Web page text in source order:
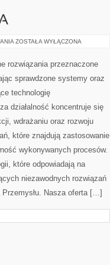
CIEKAWOSTKI
ŚWIATA
ZOSTAŁA WYŁĄCZONA
rozwiązania przeznaczone
sprawdzone systemy oraz
technologię
działalność koncentruje się
wdrażaniu oraz rozwoju
które znajdują zastosowanie
wykonywanych procesów.
które odpowiadają na
niezawodnych rozwiązań
Nasza oferta […]